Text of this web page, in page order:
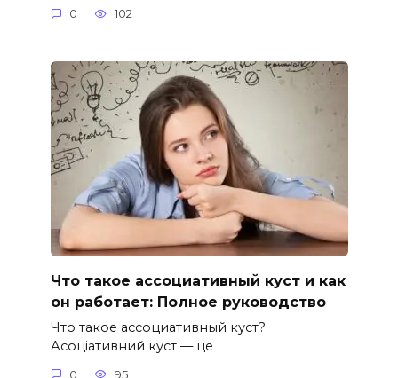
0 102
Что такое ассоциативный куст и как
он работает: Полное руководство
Что такое ассоциативный куст?
Асоціативний куст — це
0 95